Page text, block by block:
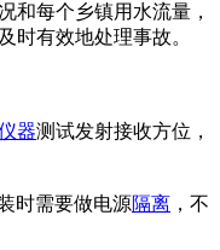
和每个乡镇用水流量，
时有效地处理事故。
器测试发射接收方位，
时需要做电源隔离 ，不